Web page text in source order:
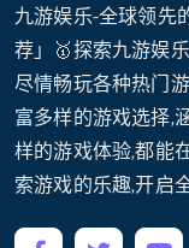
九游娱乐-全球领先
荐」🥇探索九游娱
尽情畅玩各种热门
富多样的游戏选择,
样的游戏体验,都能
索游戏的乐趣,开启